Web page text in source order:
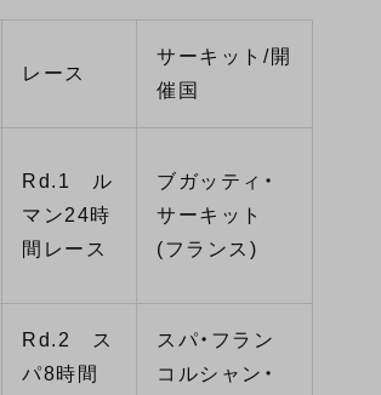
レース
サーキット/開
催国
Rd.1 ル
マン24時
間レース
ブガッティ・
サーキット
(フランス)
Rd.2 ス
パ8時間
スパ・フラン
コルシャン・